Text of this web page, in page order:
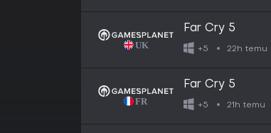
Far Cry 5
+5 22h temu
Far Cry 5
+5 21h temu